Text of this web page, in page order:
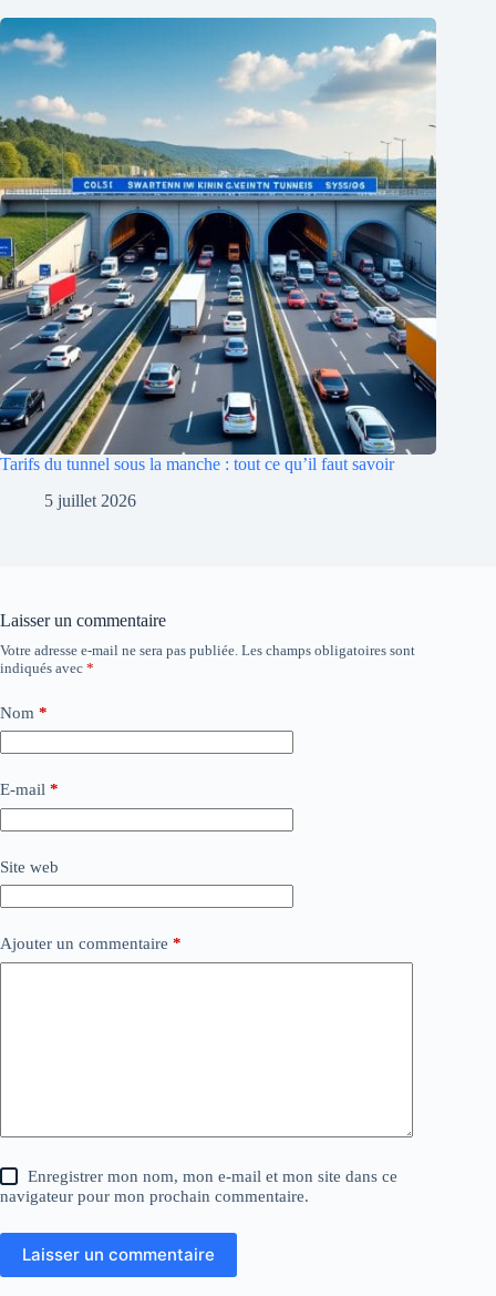
Tarifs du tunnel sous la manche : tout ce qu’il faut savoir
5 juillet 2026
Laisser un commentaire
Votre adresse e-mail ne sera pas publiée. Les champs obligatoires sont
indiqués avec *
Nom *
E-mail *
Site web
Ajouter un commentaire *
Enregistrer mon nom, mon e-mail et mon site dans ce
navigateur pour mon prochain commentaire.
Laisser un commentaire